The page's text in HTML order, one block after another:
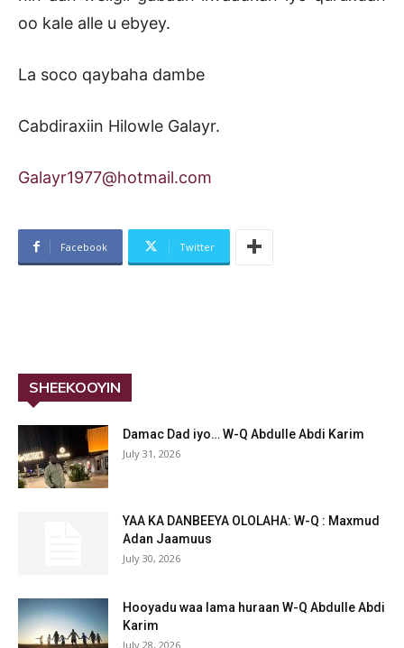
oo kale alle u ebyey.
La soco qaybaha dambe
Cabdiraxiin Hilowle Galayr.
Galayr1977@hotmail.com
Facebook Twitter
SHEEKOOYIN
Damac Dad iyo… W-Q Abdulle Abdi Karim
July 31, 2026
YAA KA DANBEEYA OLOLAHA: W-Q : Maxmud
Adan Jaamuus
July 30, 2026
Hooyadu waa lama huraan W-Q Abdulle Abdi
Karim
July 28, 2026